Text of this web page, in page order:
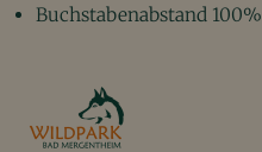
Buchstabenabstand 100%